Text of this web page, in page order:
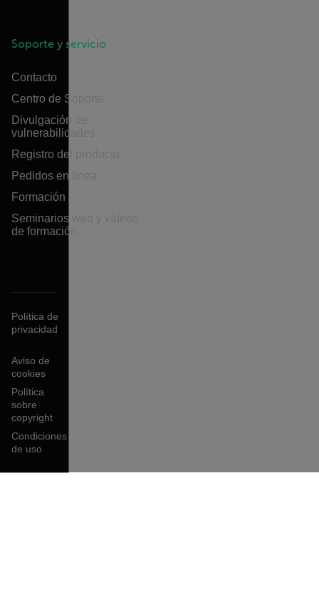
Soporte y servicio
Contacto
Centro de Soporte
Divulgación de
vulnerabilidades
Registro del producto
Pedidos en línea
Formación
Seminarios web y vídeos
de formación
Política de
privacidad
Aviso de
cookies
Política
sobre
copyright
Condiciones
de uso